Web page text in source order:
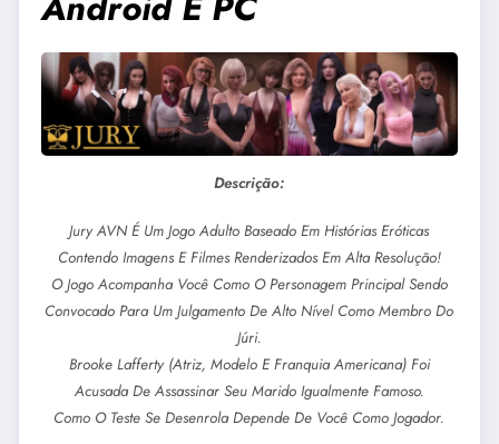
Descrição:
Jury AVN É Um Jogo Adulto Baseado Em Histórias Eróticas
Contendo Imagens E Filmes Renderizados Em Alta Resolução!
O Jogo Acompanha Você Como O Personagem Principal Sendo
Convocado Para Um Julgamento De Alto Nível Como Membro Do
Júri.
Brooke Lafferty (atriz, Modelo E Franquia Americana) Foi
Acusada De Assassinar Seu Marido Igualmente Famoso.
Como O Teste Se Desenrola Depende De Você Como Jogador.